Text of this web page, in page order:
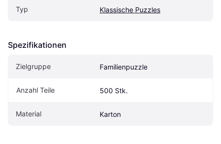
Typ Klassische Puzzles
Spezifikationen
Zielgruppe Familienpuzzle
Anzahl Teile 500 Stk.
Material Karton